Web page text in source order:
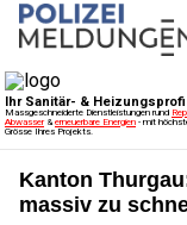
Kanton
massiv zu